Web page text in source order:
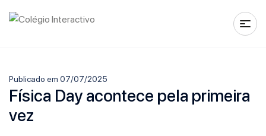
Publicado em 07/07/2025
Física Day acontece pela primeira
vez